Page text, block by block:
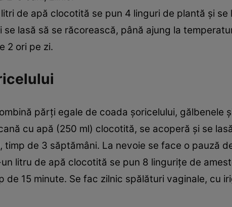
de apă clocotită se pun 4 linguri de plantă şi
se lasă să se răcorească, până ajung la
2 ori pe zi.
părţi egale de coada şoricelului, gălbenele
cu apă (250 ml) clocotită, se acoperă şi se
timp de 3 săptămâni. La nevoie se face o pauză
litru de apă clocotită se pun 8 linguriţe de
de 15 minute. Se fac zilnic spălături vaginale, cu